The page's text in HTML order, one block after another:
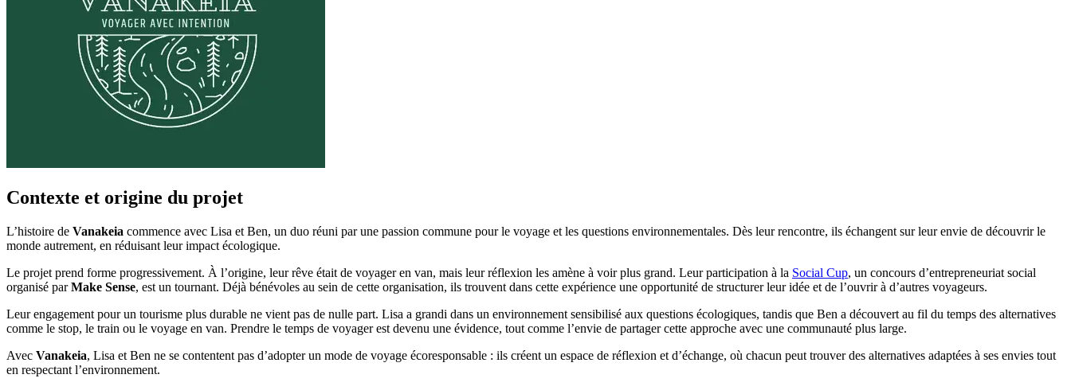
Contexte et origine du projet
L’histoire de Vanakeia commence avec Lisa et Ben, un duo réuni par une passion commune pour le voyage et les questions environnementales. Dès leur rencontre, ils échangent sur leur envie de découvrir le
monde autrement, en réduisant leur impact écologique.
Le projet prend forme progressivement. À l’origine, leur rêve était de voyager en van, mais leur réflexion les amène à voir plus grand. Leur participation à la Social Cup, un concours d’entrepreneuriat social
organisé parMake Sense, est un tournant. Déjà bénévoles au sein de cette organisation, ils trouvent dans cette expérience une opportunité de structurer leur idée et de l’ouvrir à d’autres voyageurs.
Leur engagement pour un tourisme plus durable ne vient pas de nulle part. Lisa a grandi dans un environnement sensibilisé aux questions écologiques, tandis que Ben a découvert au fil du temps des alternatives
comme le stop, le train ou le voyage en van. Prendre le temps de voyager est devenu une évidence, tout comme l’envie de partager cette approche avec une communauté plus large.
Avec Vanakeia, Lisa et Ben ne se contentent pas d’adopter un mode de voyage écoresponsable : ils créent un espace de réflexion et d’échange, où chacun peut trouver des alternatives adaptées à ses envies tout
en respectant l’environnement.